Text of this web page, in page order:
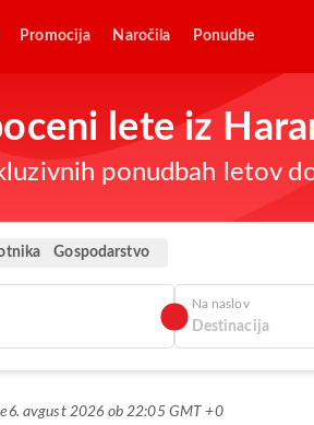
Promocija Naročila Ponudbe
lete iz
ponudbah letov
Gospodarstvo
Na naslov
6. avgust 2026 ob 22:05 GMT +0